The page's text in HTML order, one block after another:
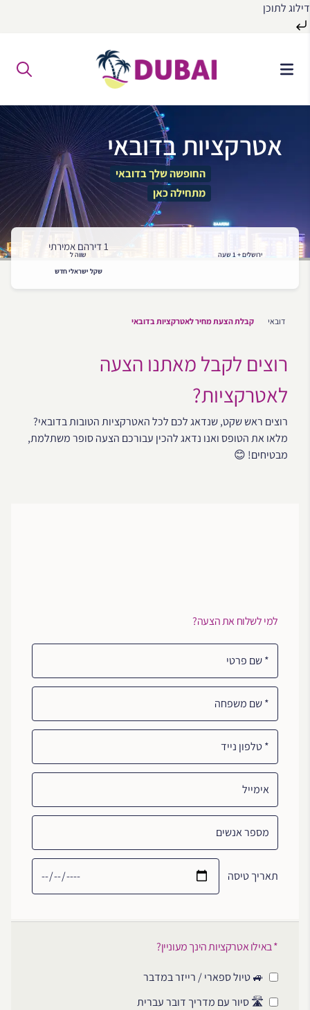
דילוג לתוכן
התוכן
אטרקציות בדובאי
החופשה שלך בדובאי
מתחילה כאן
ירושלים + 1 שעה
1 דירהם אמירתי
שווה ל
שקל ישראלי חדש
דובאי קבלת הצעת מחיר לאטרקציות בדובאי
רוצים לקבל מאתנו הצעה
לאטרקציות?
רוצים ראש שקט, שנדאג לכם לכל האטרקציות הטובות בדובאי?
מלאו את הטופס ואנו נדאג להכין עבורכם הצעה סופר משתלמת,
מבטיחים! 😊
למי לשלוח את הצעה?
שם פרטי
שם משפחה
טלפון נייד
אימייל
מספר אנשים
תאריך טיסה
* באילו אטרקציות הינך מעוניין?
🚙 טיול ספארי / רייזר במדבר
🛣️ סיור עם מדריך דובר עברית